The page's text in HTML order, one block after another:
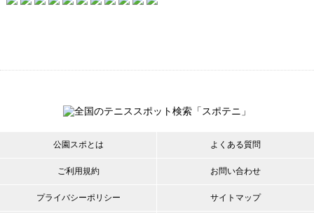
公園スポとは
ご利用規約
プライバシーポリシー
よくある質問
お問い合わせ
サイトマップ